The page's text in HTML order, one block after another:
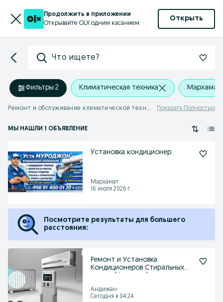
Продолжить в приложении
Открывайте OLX одним касанием
Открыть
Что ищете?
Фильтры·2 Климатическая техника Мархамат
Ремонт и обслуживание климатической техники Мархамат Показать Полностью
МЫ НАШЛИ 1 ОБЪЯВЛЕНИЕ
Установка кондиционер
Мархамат
16 июля 2026 г.
Посмотрите результаты для большего
расстояния:
Ремонт и Установка
Кондиционеров Стиральных
Андижан
Сегодня в 04:24